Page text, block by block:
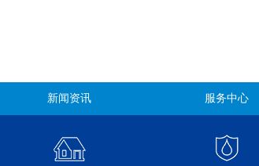
新闻资讯 服务中心